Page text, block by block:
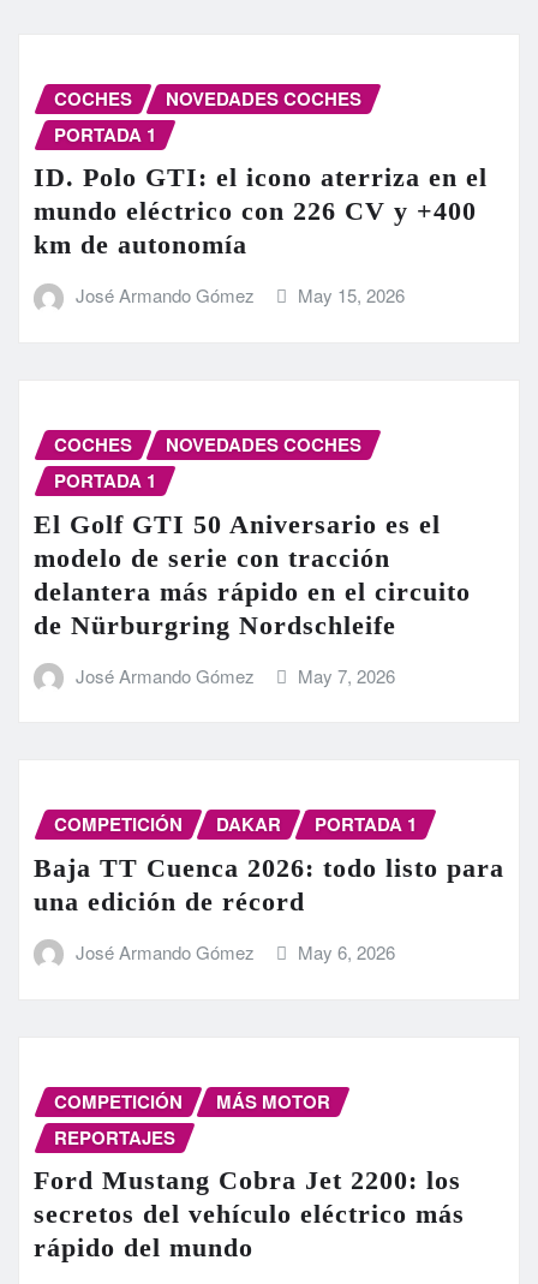
COCHES
NOVEDADES COCHES
PORTADA 1
ID. Polo GTI: el icono aterriza en el
mundo eléctrico con 226 CV y +400
km de autonomía
José Armando Gómez May 15, 2026
COCHES
NOVEDADES COCHES
PORTADA 1
El Golf GTI 50 Aniversario es el
modelo de serie con tracción
delantera más rápido en el circuito
de Nürburgring Nordschleife
José Armando Gómez May 7, 2026
COMPETICIÓN DAKAR PORTADA 1
Baja TT Cuenca 2026: todo listo para
una edición de récord
José Armando Gómez May 6, 2026
COMPETICIÓN
MÁS MOTOR
REPORTAJES
Ford Mustang Cobra Jet 2200: los
secretos del vehículo eléctrico más
rápido del mundo